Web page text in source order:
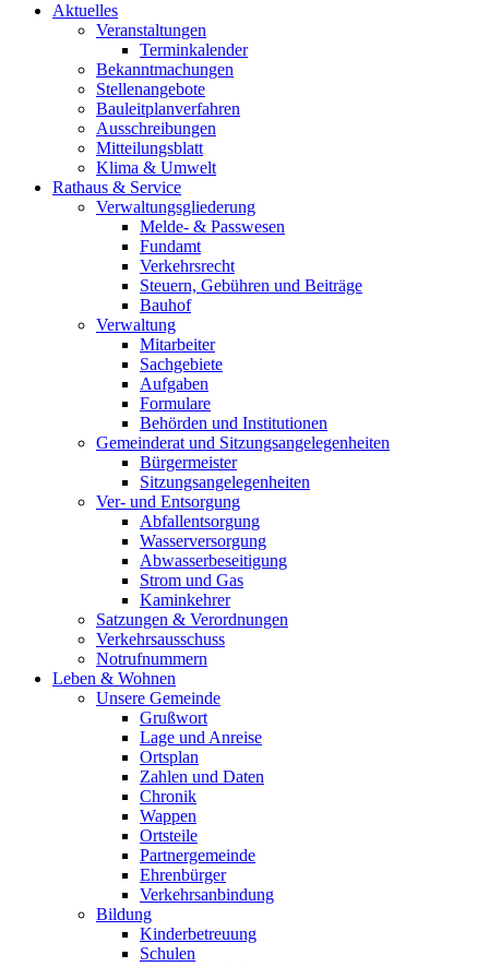
Aktuelles
Veranstaltungen
Terminkalender
Bekanntmachungen
Stellenangebote
Bauleitplanverfahren
Ausschreibungen
Mitteilungsblatt
Klima & Umwelt
Rathaus & Service
Verwaltungsgliederung
Melde- & Passwesen
Fundamt
Verkehrsrecht
Steuern, Gebühren und Beiträge
Bauhof
Verwaltung
Mitarbeiter
Sachgebiete
Aufgaben
Formulare
Behörden und Institutionen
Gemeinderat und Sitzungsangelegenheiten
Bürgermeister
Sitzungsangelegenheiten
Ver- und Entsorgung
Abfallentsorgung
Wasserversorgung
Abwasserbeseitigung
Strom und Gas
Kaminkehrer
Satzungen & Verordnungen
Verkehrsausschuss
Notrufnummern
Leben & Wohnen
Unsere Gemeinde
Grußwort
Lage und Anreise
Ortsplan
Zahlen und Daten
Chronik
Wappen
Ortsteile
Partnergemeinde
Ehrenbürger
Verkehrsanbindung
Bildung
Kinderbetreuung
Schulen